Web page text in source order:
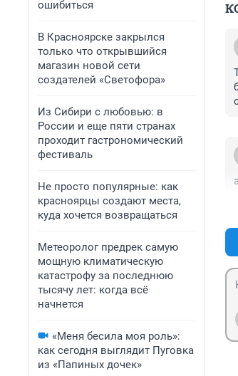
ошибиться
В Красноярске закрылся
только что открывшийся
магазин новой сети
создателей «Светофора»
Из Сибири с любовью: в
России и еще пяти странах
проходит гастрономический
фестиваль
Не просто популярные: как
красноярцы создают места,
куда хочется возвращаться
Метеоролог предрек самую
мощную климатическую
катастрофу за последнюю
тысячу лет: когда всё
начнется
«Меня бесила моя роль»:
как сегодня выглядит Пуговка
из «Папиных дочек»